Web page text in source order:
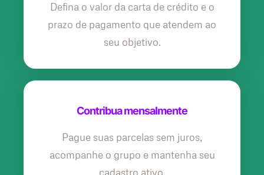
Defina o valor da carta de crédito e o
prazo de pagamento que atendem ao
seu objetivo.
Contribua mensalmente
Pague suas parcelas sem juros,
acompanhe o grupo e mantenha seu
cadastro ativo.